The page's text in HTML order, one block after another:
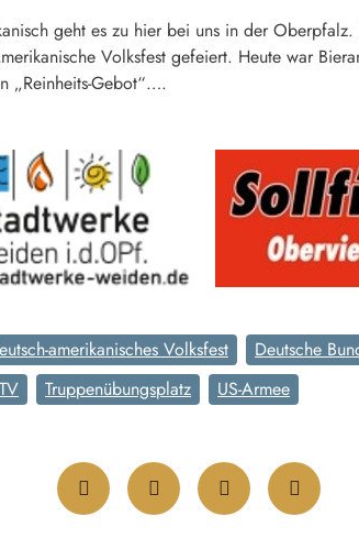
geht es zu hier bei uns in der
Volksfest gefeiert. Heute war
„Reinheits-Gebot“….
amerikanisches Volksfest Deutsche
Truppenübungsplatz US-Armee